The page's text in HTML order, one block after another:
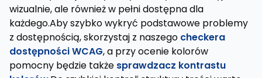
wizualnie, ale również w pełni dostępna dla
każdego.Aby szybko wykryć podstawowe problemy
z dostępnością, skorzystaj z naszego checkera
dostępności WCAG, a przy ocenie kolorów
pomocny będzie także sprawdzacz kontrastu